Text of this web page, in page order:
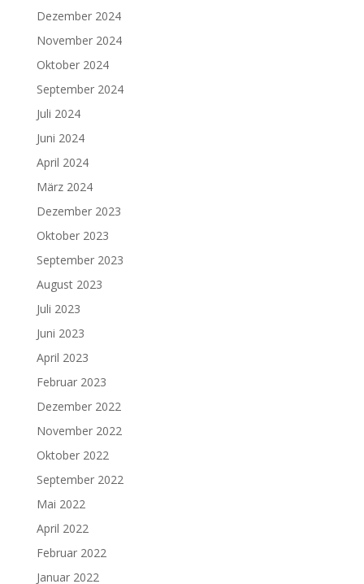
Dezember 2024
November 2024
Oktober 2024
September 2024
Juli 2024
Juni 2024
April 2024
März 2024
Dezember 2023
Oktober 2023
September 2023
August 2023
Juli 2023
Juni 2023
April 2023
Februar 2023
Dezember 2022
November 2022
Oktober 2022
September 2022
Mai 2022
April 2022
Februar 2022
Januar 2022